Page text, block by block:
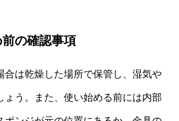
の確認事項
合は乾燥した場所で保管し、湿気や
ょう。また、使い始める前には内部